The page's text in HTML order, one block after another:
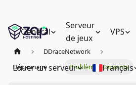
Général
Serveur
de jeux
VPS
Louer un serveur Français
DDraceNetwork
Dépannage
Problèmes courants